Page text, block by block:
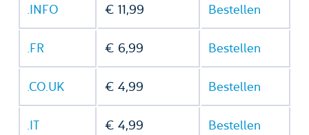
.INFO € 11,99 Bestellen
.FR € 6,99 Bestellen
.CO.UK € 4,99 Bestellen
.IT € 4,99 Bestellen